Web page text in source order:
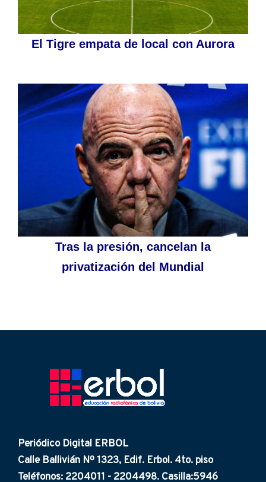
El Tigre empata de local con Aurora
Tras la presión, cancelan la
privatización del Mundial
Periódico Digital ERBOL
Calle Ballivián Nº 1323, Edif. Erbol. 4to. piso
Teléfonos: 2204011 - 2204498. Casilla:5946